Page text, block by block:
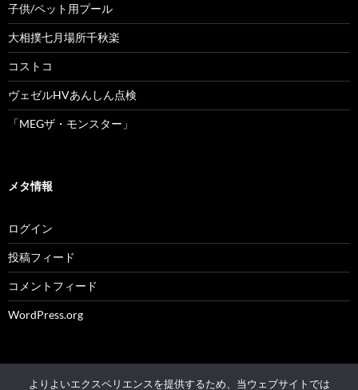
子供/ペット用プール
大相撲七月場所千秋楽
コストコ
ヴェゼルHVあんしん点検
「MEGザ・モンスター」
メタ情報
ログイン
投稿フィード
コメントフィード
WordPress.org
よりよいエクスペリエンスを提供するため、当ウェブサイトでは